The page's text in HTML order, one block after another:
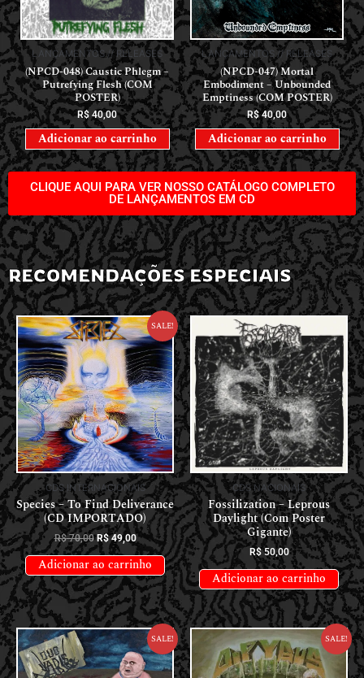
LANÇAMENTOS // RELEASES
(NPCD-048) Caustic Phlegm –
Putrefying Flesh (COM
POSTER)
R$ 40,00
Adicionar ao carrinho
LANÇAMENTOS // RELEASES
(NPCD-047) Mortal
Embodiment – Unbounded
Emptiness (COM POSTER)
R$40,00
Adicionar ao carrinho
CLIQUE AQUI PARA VER NOSSO CATÁLOGO COMPLETO
DE LANÇAMENTOS EM CD
RECOMENDAÇÕES ESPECIAIS
Sale!
CDS INTERNACIONAIS
Species – To Find Deliverance
(CD IMPORTADO)
R$70,00 R$49,00
Adicionar ao carrinho
CDS NACIONAIS
Fossilization – Leprous
Daylight (Com Poster
Gigante)
R$50,00
Adicionar ao carrinho
Sale! Sale!